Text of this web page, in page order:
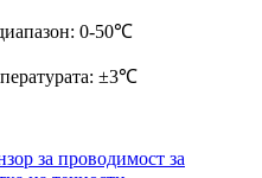
0-50℃
±3℃